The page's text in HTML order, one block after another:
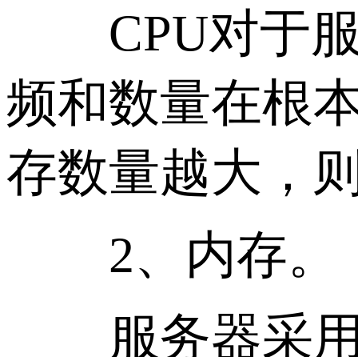
CPU对于服
频和数量在根
存数量越大，
2、内存。
服务器采用